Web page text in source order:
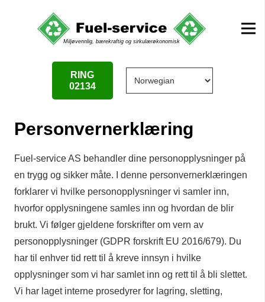
RING
02134
Personvernerklæring
Fuel-service AS behandler dine personopplysninger på
en trygg og sikker måte. I denne personvernerklæringen
forklarer vi hvilke personopplysninger vi samler inn,
hvorfor opplysningene samles inn og hvordan de blir
brukt. Vi følger gjeldene forskrifter om vern av
personopplysninger (GDPR forskrift EU 2016/679). Du
har til enhver tid rett til å kreve innsyn i hvilke
opplysninger som vi har samlet inn og rett til å bli slettet.
Vi har laget interne prosedyrer for lagring, sletting,